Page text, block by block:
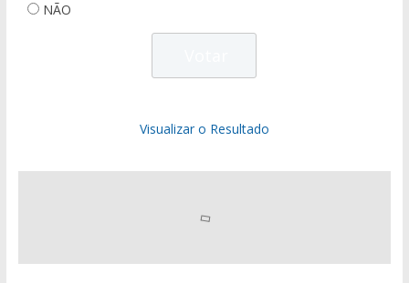
NÃO
Visualizar o Resultado